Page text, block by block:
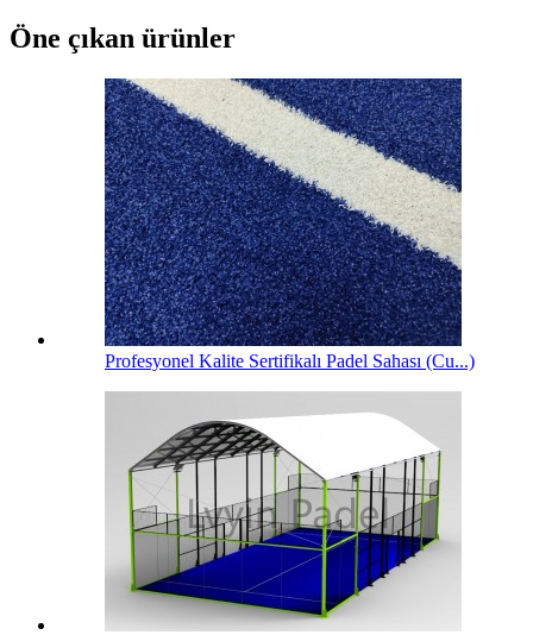
Öne çıkan ürünler
Profesyonel Kalite Sertifikalı Padel Sahası (Cu...)